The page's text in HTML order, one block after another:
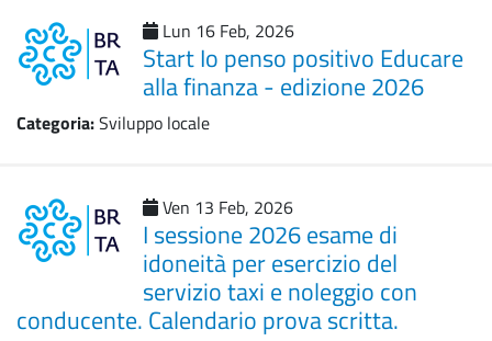
Lun 16 Feb, 2026
Start Io penso positivo Educare
alla finanza - edizione 2026
Categoria:Sviluppo locale
Ven 13 Feb, 2026
I sessione 2026 esame di
idoneità per esercizio del
servizio taxi e noleggio con
conducente. Calendario prova scritta.